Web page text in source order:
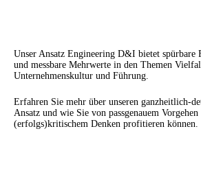
Unser Ansatz Engineering D&I bietet spürbare
und messbare Mehrwerte in den Themen
Unternehmenskultur und Führung.
Erfahren Sie mehr über unseren ganzheitlich-
Ansatz und wie Sie von passgenauem Vorgehen
(erfolgs)kritischem Denken profitieren können.